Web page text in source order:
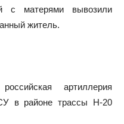
с матерями вывозили
житель.
артиллерия
в районе трассы Н-20